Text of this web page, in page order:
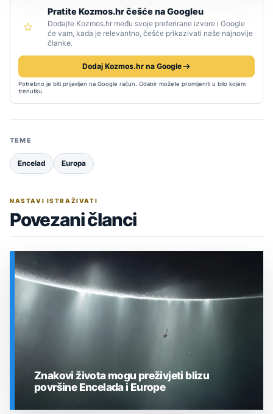
Pratite Kozmos.hr češće na Googleu
Dodajte Kozmos.hr među svoje preferirane izvore i Google
će vam, kada je relevantno, češće prikazivati naše najnovije
članke.
Dodaj Kozmos.hr na Google
Potrebno je biti prijavljen na Google račun. Odabir možete promijeniti u bilo kojem
trenutku.
TEME
Encelad Europa
NASTAVI ISTRAŽIVATI
Povezani članci
Znakovi života mogu preživjeti blizu
površine Encelada i Europe